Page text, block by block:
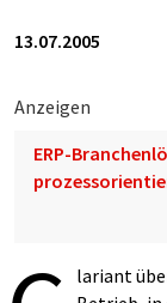
13.07.2005
Anzeigen
ERP-
lariant